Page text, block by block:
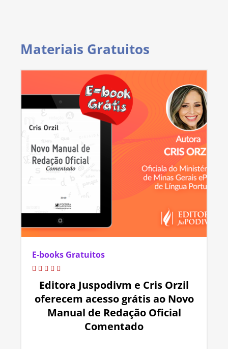
Materiais Gratuitos
E-books Gratuitos
Editora Juspodivm e Cris Orzil
oferecem acesso grátis ao Novo
Manual de Redação Oficial
Comentado